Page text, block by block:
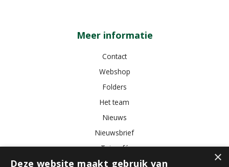
Meer informatie
Contact
Webshop
Folders
Het team
Nieuws
Nieuwsbrief
Tuincafé
Vacatures
×
Deze website maakt gebruik van